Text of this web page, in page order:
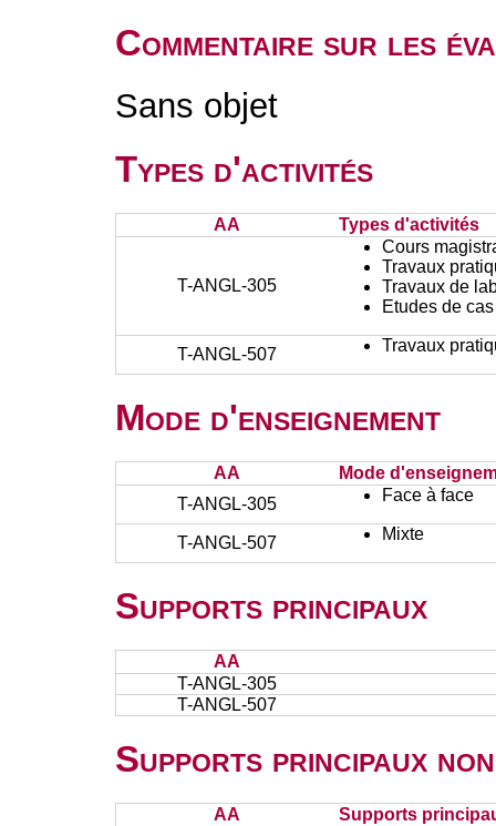
Commentaire sur les
Sans objet
Types d'activités
AA Types d'activités
T-ANGL-305
Cours
Travaux
Travaux de
Etudes de cas
T-ANGL-507 Travaux
Mode d'enseignement
AA
Mode
T-ANGL-305
Face à face
T-ANGL-507 Mixte
Supports principaux
AA
T-ANGL-305
T-ANGL-507
Supports principaux
AA
Supports